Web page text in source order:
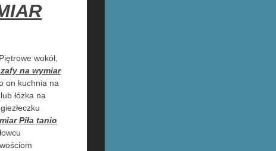
wokół,
na wymiar
on kuchnia na
łóżka na
Piła tanio